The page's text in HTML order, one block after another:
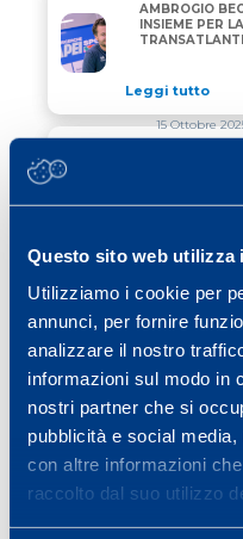
Questo sito web utilizza
Utilizziamo i cookie per
annunci, per fornire
analizzare il nostro
informazioni sul modo in
nostri partner che si
pubblicità e social
con altre informazioni
raccolto dal suo utilizzo
AMBROGIO
AMBROGIO
INSIEME PER
Leggi tutto
INTERVAL TRAINING
15 Ottobre
Leggi tutto
CONVEGNO
CONVEGNO
Leggi tutto
Previous page
Page
2 3